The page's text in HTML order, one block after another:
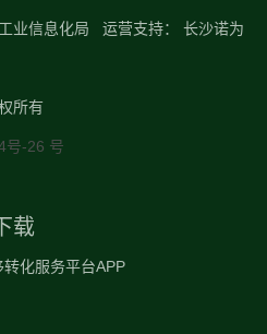
业信息化局 运营支持： 长沙诺为
所有
号-26 号
载
化服务平台APP